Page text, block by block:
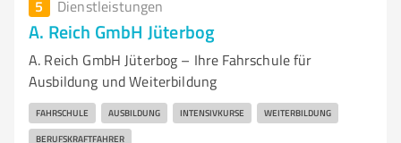
5 Dienstleistungen
A. Reich GmbH Jüterbog
A. Reich GmbH Jüterbog – Ihre Fahrschule für
Ausbildung und Weiterbildung
FAHRSCHULE AUSBILDUNG INTENSIVKURSE WEITERBILDUNG
BERUFSKRAFTFAHRER